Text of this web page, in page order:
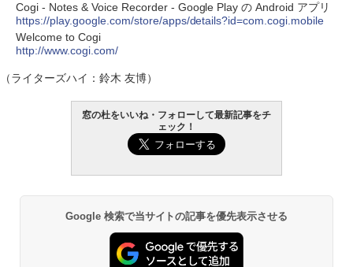
n 11/15.6型/Core i5/16GB/SSD 51
2GB/ホワイト) FMVWK3E15W_A
￥139,880
￥1,766
AIイラスト表現辞典: 思い通りの絵
￥480
ライト、12週間持続バッテリー、
広告なし、ブラック
￥22,980
すい、6週間持続バッテリー、6イ
ンチディスプレイ電子書籍リーダ
ー、ブラック、16GB、広告なし
Cogi - Notes & Voice Recorder - Google Play の Android アプリ
https://play.google.com/store/apps/details?id=com.cogi.mobile
Welcome to Cogi
http://www.cogi.com/
（ライターズハイ：鈴木 友博）
窓の杜をいいね・フォローして最新記事をチ
ェック！
Google 検索で当サイトの記事を優先表示させる